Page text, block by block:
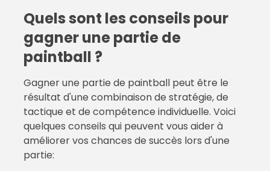
Quels sont les conseils pour
gagner une partie de
paintball ?
Gagner une partie de paintball peut être le
résultat d'une combinaison de stratégie, de
tactique et de compétence individuelle. Voici
quelques conseils qui peuvent vous aider à
améliorer vos chances de succès lors d'une
partie: